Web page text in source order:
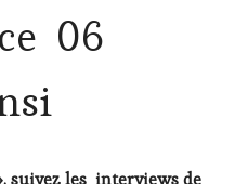
06
suivez les interviews de